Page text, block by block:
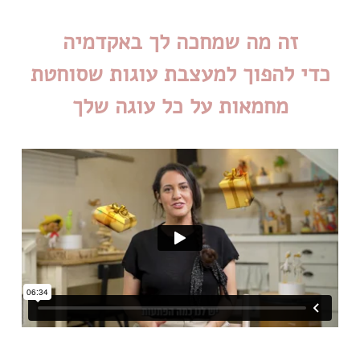
כדי להפוך למעצבת עוגות שסוחטת
מחמאות על כל עוגה שלך